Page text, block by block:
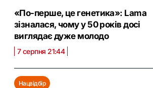
«По-перше, це генетика»: Lama
зізналася, чому у 50 років досі
виглядає дуже молодо
7 серпня 21:44
Нацвідбір